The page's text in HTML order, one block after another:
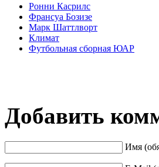
Ронни Касрилс
Франсуа Бозизе
Марк Шаттлворт
Климат
Футбольная сборная ЮАР
Добавить
Имя